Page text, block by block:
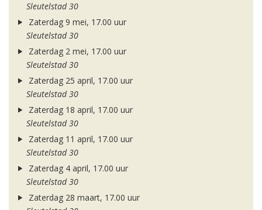
Sleutelstad 30
Zaterdag 9 mei, 17.00 uur
Sleutelstad 30
Zaterdag 2 mei, 17.00 uur
Sleutelstad 30
Zaterdag 25 april, 17.00 uur
Sleutelstad 30
Zaterdag 18 april, 17.00 uur
Sleutelstad 30
Zaterdag 11 april, 17.00 uur
Sleutelstad 30
Zaterdag 4 april, 17.00 uur
Sleutelstad 30
Zaterdag 28 maart, 17.00 uur